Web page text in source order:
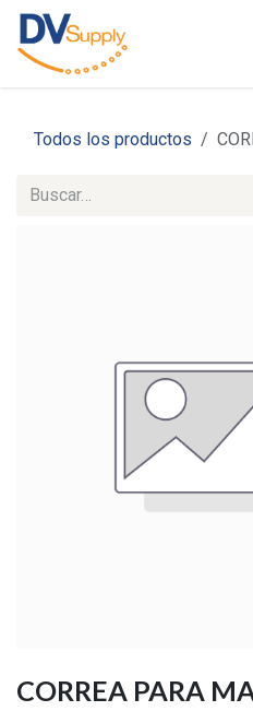
Ir al contenido
Todos los productos
CORREA PARA